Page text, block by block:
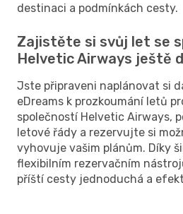
destinaci a podmínkách cesty.
Zajistěte si svůj let se
Helvetic Airways ještě
Jste připraveni naplánovat si
eDreams k prozkoumání letů
společností Helvetic Airways,
letové řády a rezervujte si
vyhovuje vašim plánům. Díky
flexibilním rezervačním
příští cesty jednoduchá a